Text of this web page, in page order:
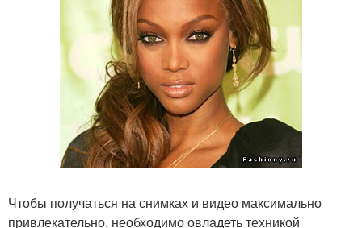
Чтобы получаться на снимках и видео максимально
привлекательно, необходимо овладеть техникой